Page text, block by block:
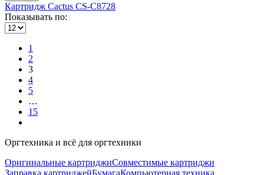
Картридж Cactus CS-C8728
Показывать по:
1
2
3
4
5
…
15
Оргтехника и всё для оргтехники
Оригинальные картриджиСовместимые картриджи
Заправка картриджейБумагаКомпьютерная техника